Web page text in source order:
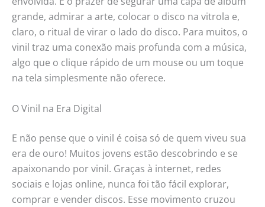
grande, admirar a arte, colocar o disco na vitrola e,
claro, o ritual de virar o lado do disco. Para muitos, o
vinil traz uma conexão mais profunda com a música,
algo que o clique rápido de um mouse ou um toque
na tela simplesmente não oferece.
O Vinil na Era Digital
E não pense que o vinil é coisa só de quem viveu sua
era de ouro! Muitos jovens estão descobrindo e se
apaixonando por vinil. Graças à internet, redes
sociais e lojas online, nunca foi tão fácil explorar,
comprar e vender discos. Esse movimento cruzou